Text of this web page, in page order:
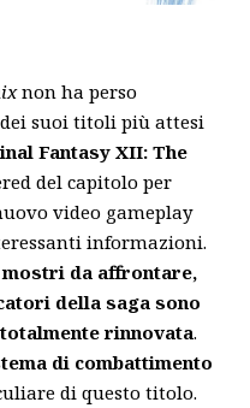
non ha perso
suoi titoli più attesi
Fantasy XII: The
del capitolo per
video gameplay
informazioni.
da affrontare,
della saga sono
rinnovata.
di combattimento
di questo titolo.